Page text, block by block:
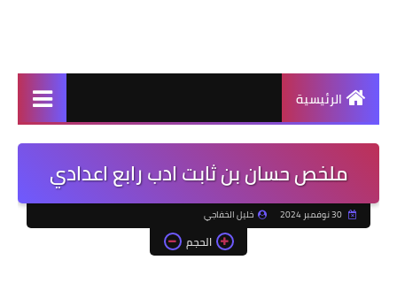
الرئيسية
ملخص حسان بن ثابت ادب رابع اعدادي
30 نوفمبر 2024 خليل الخفاجي
الحجم